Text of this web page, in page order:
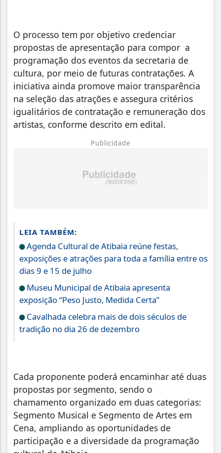
O processo tem por objetivo credenciar
propostas de apresentação para compor a
programação dos eventos da secretaria de
cultura, por meio de futuras contratações. A
iniciativa ainda promove maior transparência
na seleção das atrações e assegura critérios
igualitários de contratação e remuneração dos
artistas, conforme descrito em edital.
Publicidade
LEIA TAMBÉM:
Agenda Cultural de Atibaia reúne festas,
exposições e atrações para toda a família entre os
dias 9 e 15 de julho
Museu Municipal de Atibaia apresenta
exposição “Peso Justo, Medida Certa”
Cavalhada celebra mais de dois séculos de
tradição no dia 26 de dezembro
Cada proponente poderá encaminhar até duas
propostas por segmento, sendo o
chamamento organizado em duas categorias:
Segmento Musical e Segmento de Artes em
Cena, ampliando as oportunidades de
participação e a diversidade da programação